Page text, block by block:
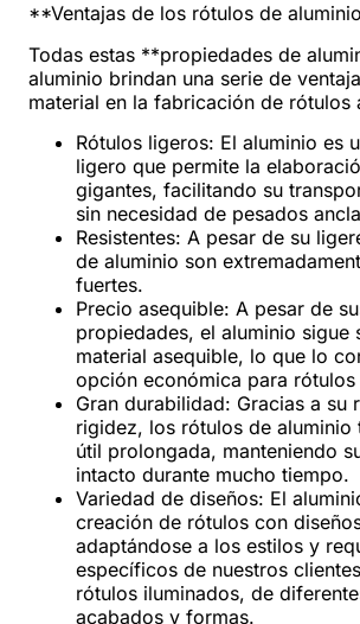
**Ventajas de los rótulos de
Todas estas **propiedades de
aluminio brindan una serie de
material en la fabricación de rótulos
Rótulos ligeros: El aluminio es
ligero que permite la
gigantes, facilitando su
sin necesidad de pesados
Resistentes: A pesar de su
de aluminio son
fuertes.
Precio asequible: A pesar de
propiedades, el aluminio sigue
material asequible, lo que lo
opción económica para
Gran durabilidad: Gracias a su
rigidez, los rótulos de aluminio
útil prolongada, manteniendo
intacto durante mucho tiempo.
Variedad de diseños: El
creación de rótulos con
adaptándose a los estilos y
específicos de nuestros
rótulos iluminados, de
acabados y formas.